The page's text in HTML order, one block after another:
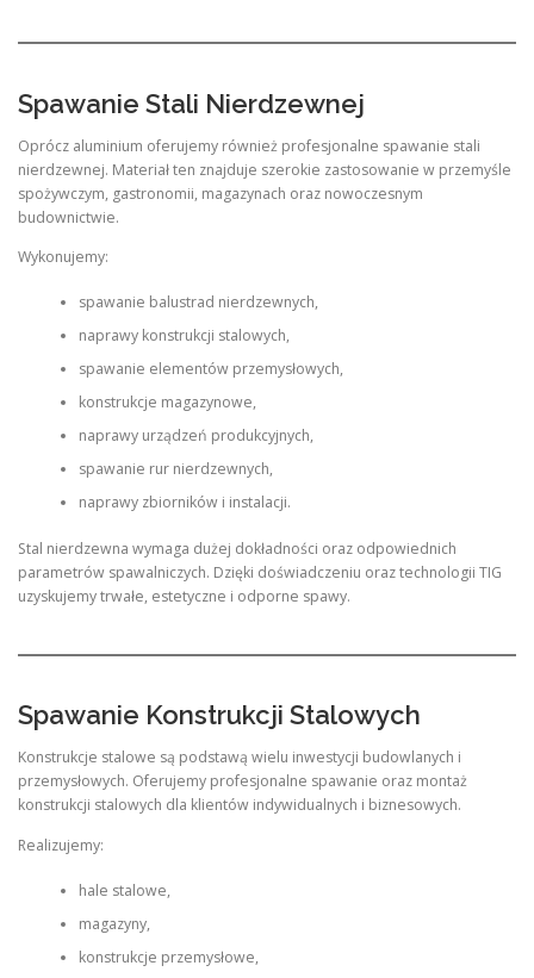
Spawanie Stali Nierdzewnej
Oprócz aluminium oferujemy również profesjonalne spawanie stali
nierdzewnej. Materiał ten znajduje szerokie zastosowanie w przemyśle
spożywczym, gastronomii, magazynach oraz nowoczesnym
budownictwie.
Wykonujemy:
spawanie balustrad nierdzewnych,
naprawy konstrukcji stalowych,
spawanie elementów przemysłowych,
konstrukcje magazynowe,
naprawy urządzeń produkcyjnych,
spawanie rur nierdzewnych,
naprawy zbiorników i instalacji.
Stal nierdzewna wymaga dużej dokładności oraz odpowiednich
parametrów spawalniczych. Dzięki doświadczeniu oraz technologii TIG
uzyskujemy trwałe, estetyczne i odporne spawy.
Spawanie Konstrukcji Stalowych
Konstrukcje stalowe są podstawą wielu inwestycji budowlanych i
przemysłowych. Oferujemy profesjonalne spawanie oraz montaż
konstrukcji stalowych dla klientów indywidualnych i biznesowych.
Realizujemy:
hale stalowe,
magazyny,
konstrukcje przemysłowe,